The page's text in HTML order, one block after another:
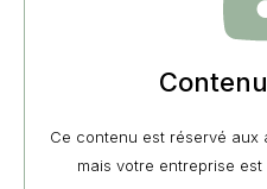
Ce contenu est réservé aux
mais votre entreprise